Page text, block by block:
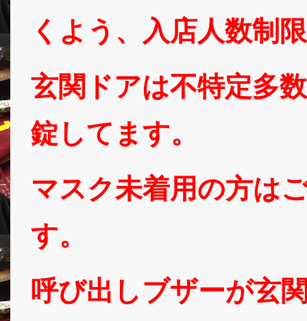
くよう、入店人数制
玄関ドアは不特定多
錠してます。
マスク未着用の方は
す。
呼び出しブザーが玄